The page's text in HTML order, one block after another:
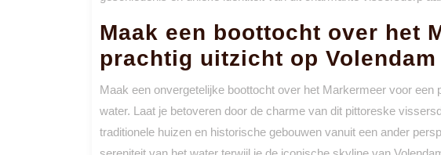
Maak een boottocht over het
prachtig uitzicht op
Maak een onvergetelijke boottocht over het Markermeer voor een
water. Laat je betoveren door de charme van dit pittoreske
traditionele huizen en historische gebouwen vanuit een ander